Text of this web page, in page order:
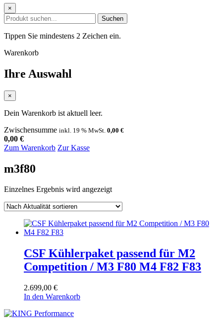
×
Suchen
Tippen Sie mindestens 2 Zeichen ein.
Warenkorb
Ihre Auswahl
×
Dein Warenkorb ist aktuell leer.
Zwischensumme inkl. 19 % MwSt. 0,00 €
0,00 €
Zum Warenkorb Zur Kasse
m3f80
Einzelnes Ergebnis wird angezeigt
CSF Kühlerpaket passend für M2
Competition / M3 F80 M4 F82 F83
2.699,00 €
In den Warenkorb